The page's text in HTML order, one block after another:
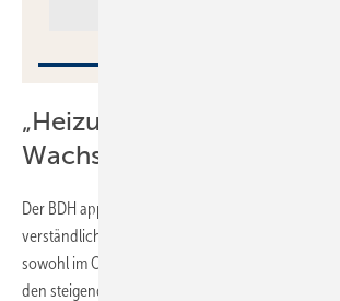
„Heizungsmodernisierung
Wachstumsmotor nutzen“
Der BDH appelliert an die Bundesregierung, rasch
verständliche und praxistaugliche
sowohl im Ordnungsrecht als auch bei der
den steigenden Einnahmen aus dem nationalen